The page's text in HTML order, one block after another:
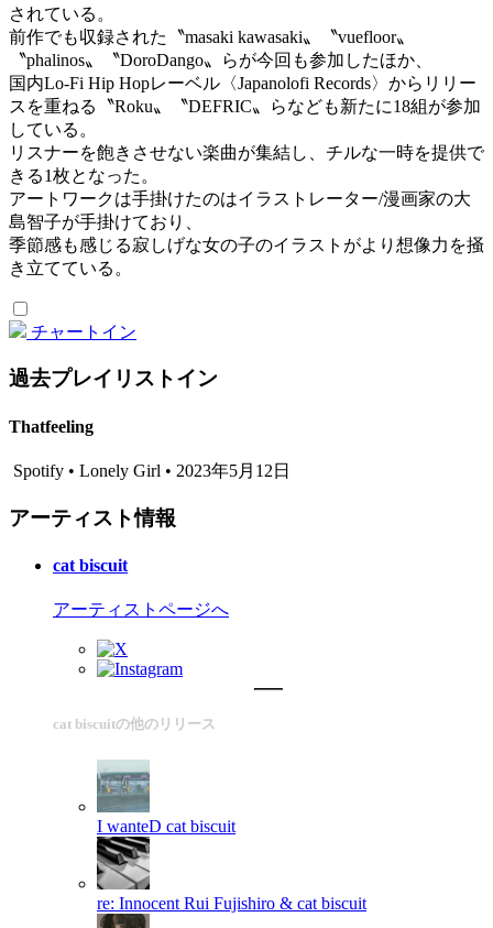
されている。
前作でも収録された〝masaki kawasaki〟〝vuefloor〟
〝phalinos〟〝DoroDango〟らが今回も参加したほか、
国内Lo-Fi Hip Hopレーベル〈Japanolofi Records〉からリリー
スを重ねる〝Roku〟〝DEFRIC〟らなども新たに18組が参加
している。
リスナーを飽きさせない楽曲が集結し、チルな一時を提供で
きる1枚となった。
アートワークは手掛けたのはイラストレーター/漫画家の大
島智子が手掛けており、
季節感も感じる寂しげな女の子のイラストがより想像力を掻
き立てている。
チャートイン
過去プレイリストイン
Thatfeeling
Spotify • Lonely Girl • 2023年5月12日
アーティスト情報
cat biscuit
アーティストページへ
cat biscuitの他のリリース
I wanteD cat biscuit
re: Innocent Rui Fujishiro & cat biscuit